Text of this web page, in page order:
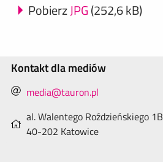
PobierzJPG(252,6 kB)
Kontakt dla mediów
media@tauron.pl
al. Walentego Roździeńskiego 1B
40-202 Katowice